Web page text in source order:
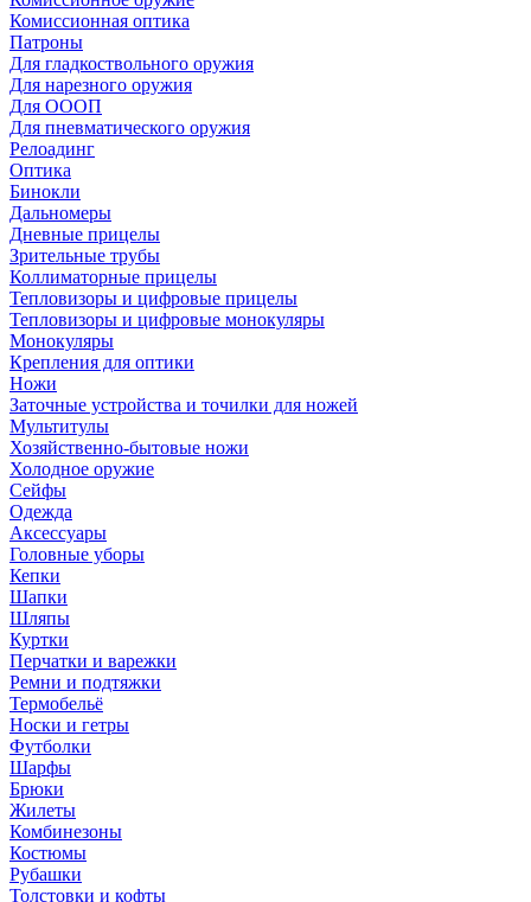
Комиссионная оптика
Патроны
Для гладкоствольного оружия
Для нарезного оружия
Для ОООП
Для пневматического оружия
Релоадинг
Оптика
Бинокли
Дальномеры
Дневные прицелы
Зрительные трубы
Коллиматорные прицелы
Тепловизоры и цифровые прицелы
Тепловизоры и цифровые монокуляры
Монокуляры
Крепления для оптики
Ножи
Заточные устройства и точилки для ножей
Мультитулы
Хозяйственно-бытовые ножи
Холодное оружие
Сейфы
Одежда
Аксессуары
Головные уборы
Кепки
Шапки
Шляпы
Куртки
Перчатки и варежки
Ремни и подтяжки
Термобельё
Носки и гетры
Футболки
Шарфы
Брюки
Жилеты
Комбинезоны
Костюмы
Рубашки
Толстовки и кофты